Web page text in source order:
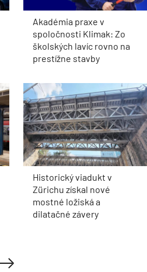
Akadémia praxe v
spoločnosti Klimak: Zo
školských lavíc rovno na
prestížne stavby
Historický viadukt v
Zürichu získal nové
mostné ložiská a
dilatačné závery